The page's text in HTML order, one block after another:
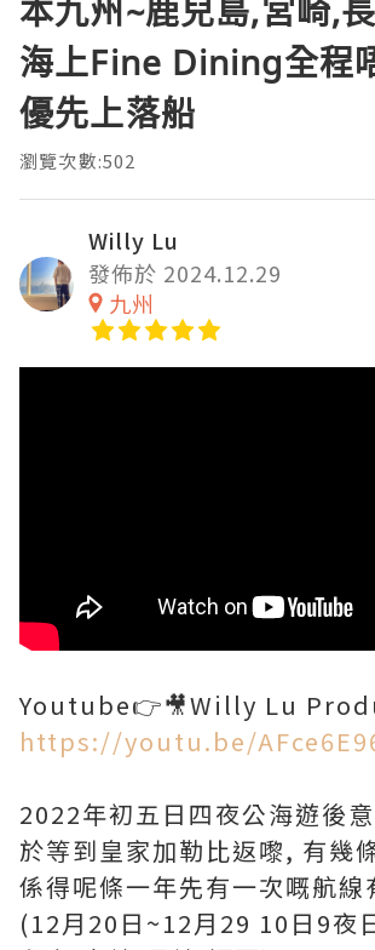
本九州~鹿兒島,宮崎,
海上Fine Dining全程
優先上落船
瀏覽次數:502
Willy Lu
發佈於 2024.12.29
九州
Youtube👉🎥Willy Lu
https://youtu.be/
2022年初五日四夜公海遊後
於等到皇家加勒比返嚟, 有幾
係得呢條一年先有一次嘅航線
(12月20日~12月29 10日9夜